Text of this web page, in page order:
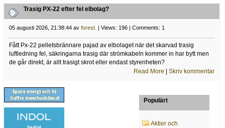
Trasig PX-22 efter fel elbolag?
05 augusti 2026, 21:38:44 av forest. | Views: 196 | Comments: 1
Fått Px-22 pelletsbrännare pajad av elbolaget när det skarvad trasig
luftledning fel, säkringarna trasig där strömkabeln kommer in har bytt men
de går direkt, är allt trasigt skrot eller endast styrenheten?
Read More |Skriv kommentar
Populärt
Aktier och